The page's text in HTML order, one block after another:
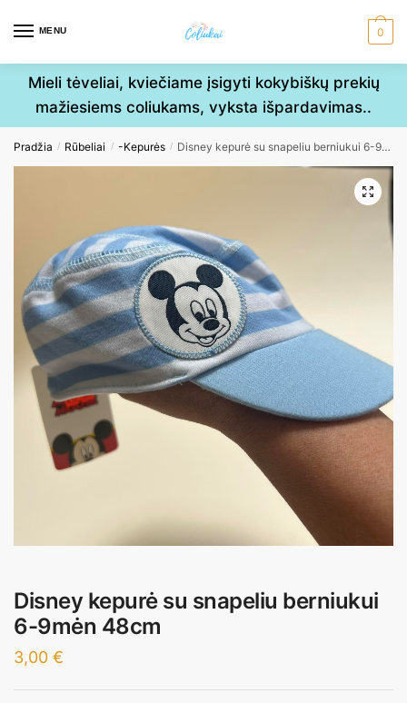
MENU 0
Mieli tėveliai, kviečiame įsigyti kokybiškų prekių
mažiesiems coliukams, vyksta išpardavimas..
Pradžia / Rūbeliai / -Kepurės / Disney kepurė su snapeliu berniukui 6-9mėn 48cm
Disney kepurė su snapeliu berniukui
6-9mėn 48cm
3,00 €